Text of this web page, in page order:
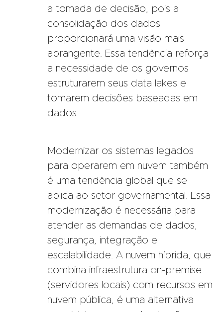
a tomada de decisão, pois a
consolidação dos dados
proporcionará uma visão mais
abrangente. Essa tendência reforça
a necessidade de os governos
estruturarem seus data lakes e
tomarem decisões baseadas em
dados.
Modernizar os sistemas legados
para operarem em nuvem também
é uma tendência global que se
aplica ao setor governamental. Essa
modernização é necessária para
atender as demandas de dados,
segurança, integração e
escalabilidade. A nuvem híbrida, que
combina infraestrutura on-premise
(servidores locais) com recursos em
nuvem pública, é uma alternativa